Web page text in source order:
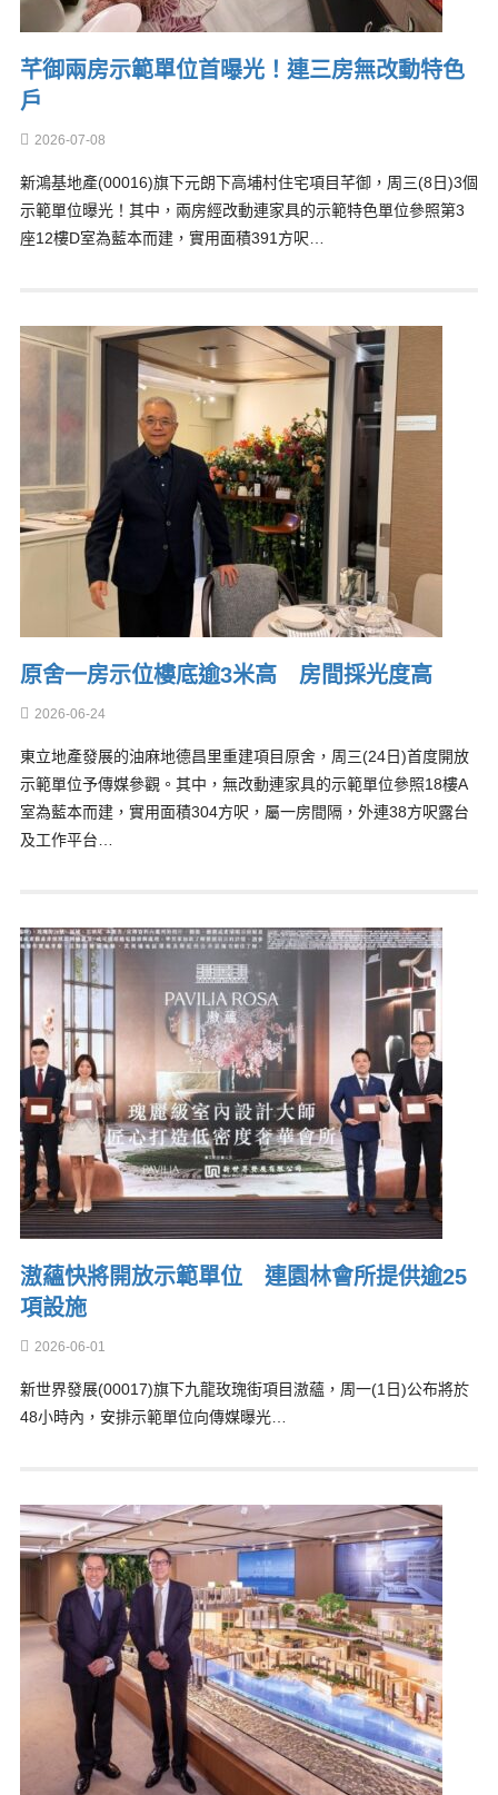
芊御兩房示範單位首曝光！連三房無改動特色
戶
2026-07-08
新鴻基地產(00016)旗下元朗下高埔村住宅項目芊御，周三(8日)3個
示範單位曝光！其中，兩房經改動連家具的示範特色單位參照第3
座12樓D室為藍本而建，實用面積391方呎…
原舍一房示位樓底逾3米高 房間採光度高
2026-06-24
東立地產發展的油麻地德昌里重建項目原舍，周三(24日)首度開放
示範單位予傳媒參觀。其中，無改動連家具的示範單位參照18樓A
室為藍本而建，實用面積304方呎，屬一房間隔，外連38方呎露台
及工作平台…
滶蘊快將開放示範單位 連園林會所提供逾25
項設施
2026-06-01
新世界發展(00017)旗下九龍玫瑰街項目滶蘊，周一(1日)公布將於
48小時內，安排示範單位向傳媒曝光…